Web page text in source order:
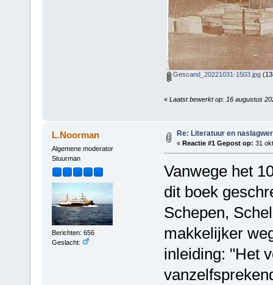
Gescand_20221031-1503.jpg
« Laatst bewerkt op: 16 augustus
L.Noorman
Algemene moderator
Stuurman
Berichten: 656
Geslacht:
Re: Literatuur en
« Reactie #1 Gepost op: 31
Vanwege het
dit boek
Schepen,
makkelijker
inleiding: "Het